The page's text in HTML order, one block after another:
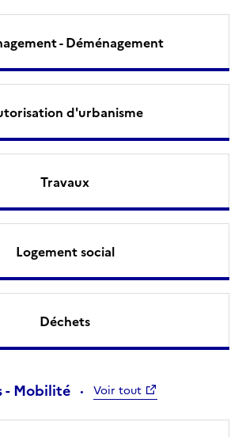
- Déménagement
d'urbanisme
Travaux
Logement social
Déchets
- Mobilité Voir tout